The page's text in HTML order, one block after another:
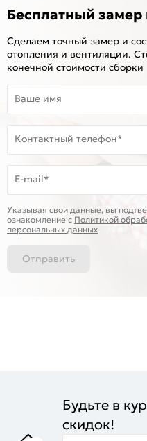
Бесплатный
Сделаем точный замер и
отопления и вентиляции.
конечной стоимости сборки
Ваше имя
Контактный телефон*
E-mail*
Указывая свои данные, вы
ознакомление c Политикой
персональных данных
Отправить
Будьте в
скидок!